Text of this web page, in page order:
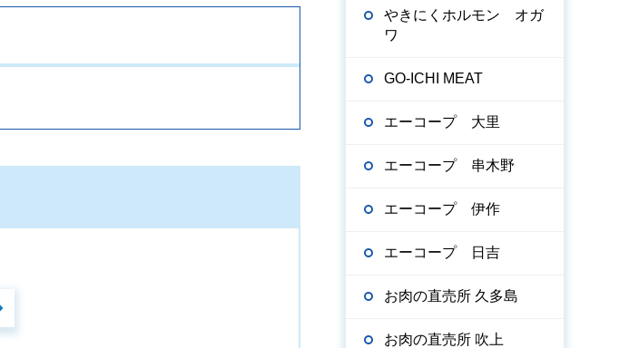
やきにくホルモン オガ
ワ
GO-ICHI MEAT
エーコープ 大里
エーコープ 串木野
エーコープ 伊作
エーコープ 日吉
お肉の直売所 久多島
お肉の直売所 吹上